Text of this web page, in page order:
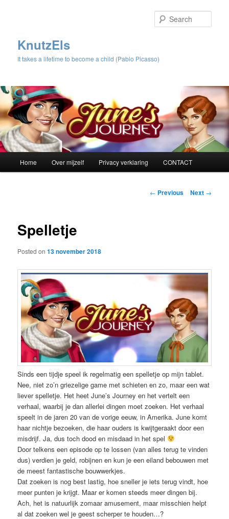
KnutzEls
It takes a lifetime to become a child (Pablo Picasso)
Skip
content
Home Over mijzelf Privacy verklaring CONTACT
Post
← Previous Next →
Spelletje
Posted on13 november 2018
Sinds een tijdje speel ik regelmatig een spelletje op mijn tablet.
Nee, niet zo’n griezelige game met schieten en zo, maar een wat
liever spelletje. Het heet June’s Journey en het vertelt een
verhaal, waarbij je dan allerlei dingen moet zoeken. Het verhaal
speelt in de jaren 20 van de vorige eeuw, in Amerika. June komt
haar nichtje bezoeken, die haar ouders is kwijtgeraakt door een
misdrijf. Ja, dus toch dood en misdaad in het spel
Door telkens een episode op te lossen (van alles terug te vinden
dus) verdien je geld, robijnen en kun je een eiland bebouwen met
de meest fantastische bouwwerkjes.
Dat zoeken is nog best lastig, hoe sneller je iets terug vindt, hoe
meer punten je krijgt. Maar er komen steeds meer dingen bij.
Ach, het is natuurlijk zomaar amusement, maar misschien helpt
al dat zoeken wel je geest scherper te houden…?